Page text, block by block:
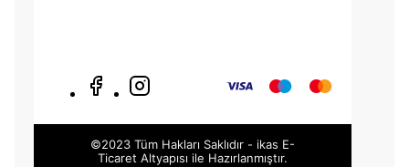
©2023 Tüm Hakları Saklıdır - ikas E-
Ticaret Altyapısı ile Hazırlanmıştır.